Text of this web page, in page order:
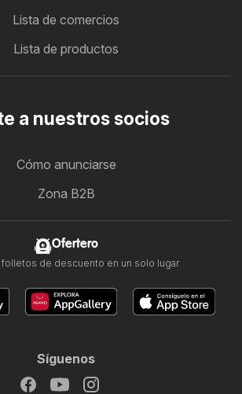
Lista de comercios
Lista de productos
a nuestros socios
Cómo anunciarse
Zona B2B
Ofertero
de descuento en un solo lugar
Síguenos